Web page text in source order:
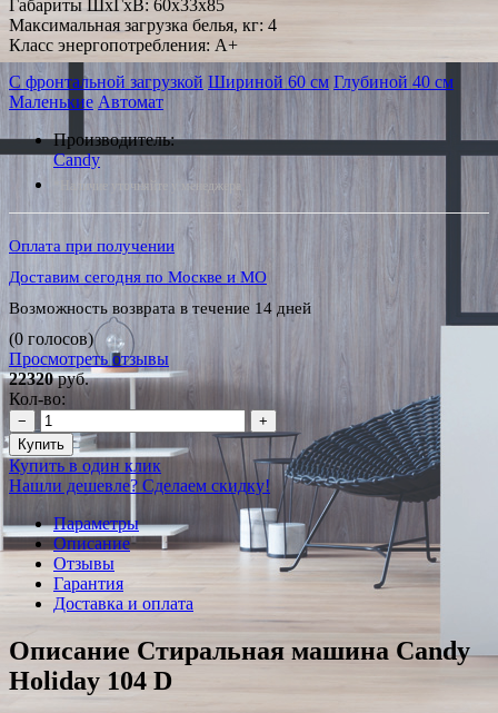
Габариты ШxГxВ: 60x33x85
Максимальная загрузка белья, кг: 4
Класс энергопотребления: A+
С фронтальной загрузкой Шириной 60 см Глубиной 40 см
Маленькие Автомат
Производитель:
Candy
*Наличие уточняйте у менеджера
Оплата при получении
Доставим сегодня по Москве и МО
Возможность возврата в течение 14 дней
(0 голосов)
Просмотреть отзывы
22320руб.
Кол-во:
−
+
Купить
Купить в один клик
Нашли дешевле? Сделаем скидку!
Параметры
Описание
Отзывы
Гарантия
Доставка и оплата
Описание Стиральная машина Candy
Holiday 104 D